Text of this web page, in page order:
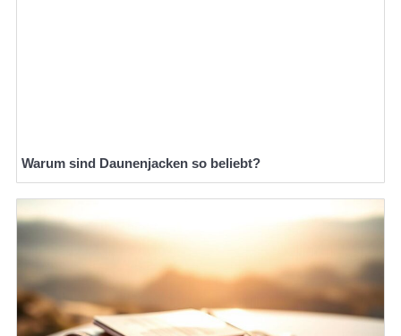
Warum sind Daunenjacken so beliebt?